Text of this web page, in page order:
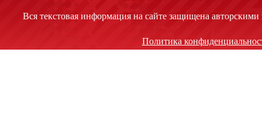
Вся текстовая информация на сайте защищена
Политика